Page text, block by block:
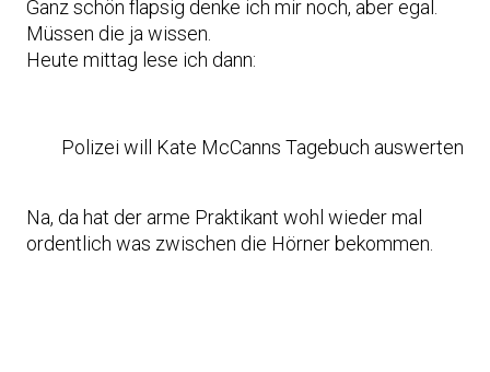
Ganz schön flapsig denke ich mir noch, aber egal.
Müssen die ja wissen.
Heute mittag lese ich dann:
Polizei will Kate McCanns Tagebuch auswerten
Na, da hat der arme Praktikant wohl wieder mal
ordentlich was zwischen die Hörner bekommen.